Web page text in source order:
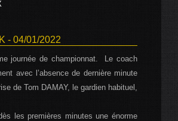
- 04/01/2022
journée de championnat. Le coach
avec l’absence de dernière minute
de Tom DAMAY, le gardien habituel,
les premières minutes une énorme